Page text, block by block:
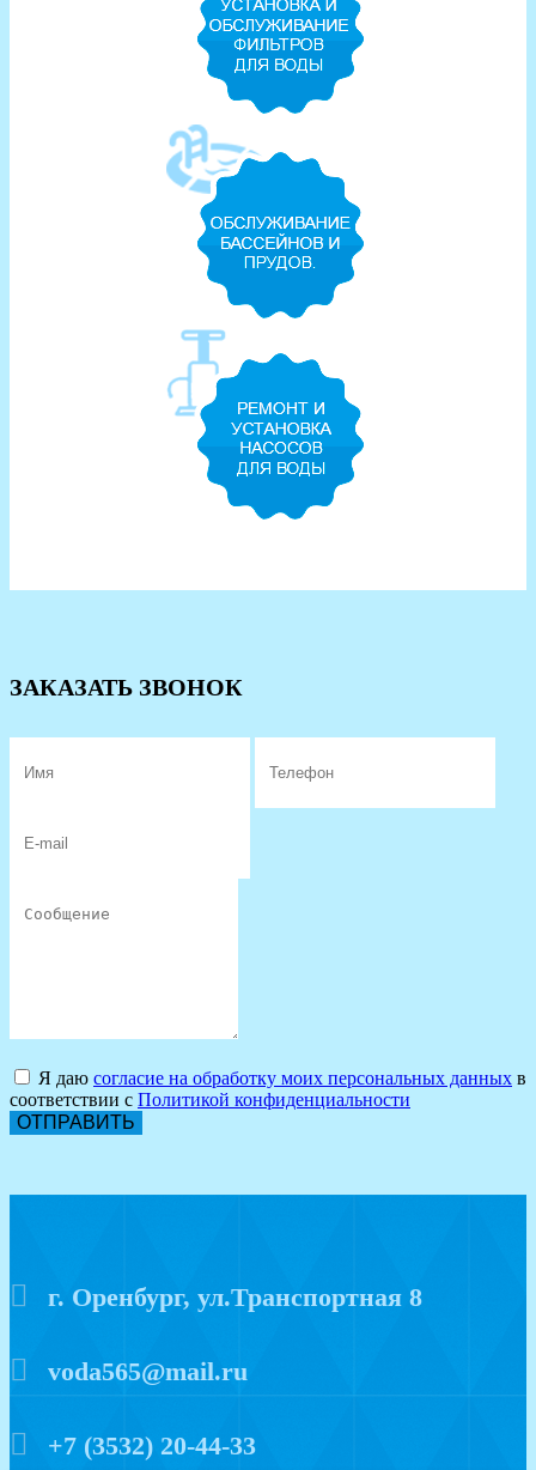
ЗАКАЗАТЬ ЗВОНОК
Я даю согласие на обработку моих персональных данных в
соответствии с Политикой конфиденциальности
ОТПРАВИТЬ
г. Оренбург, ул.Транспортная 8
voda565@mail.ru
+7 (3532) 20-44-33